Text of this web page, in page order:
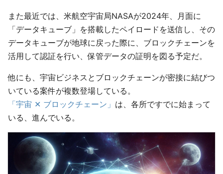
また最近では、米航空宇宙局NASAが2024年、月面に
「データキューブ」を搭載したペイロードを送信し、その
データキューブが地球に戻った際に、ブロックチェーンを
活用して認証を行い、保管データの証明を図る予定だ。
他にも、宇宙ビジネスとブロックチェーンが密接に結びつ
いている案件が複数登場している。
「宇宙 ✕ ブロックチェーン」 は、各所ですでに始まって
いる、進んでいる。